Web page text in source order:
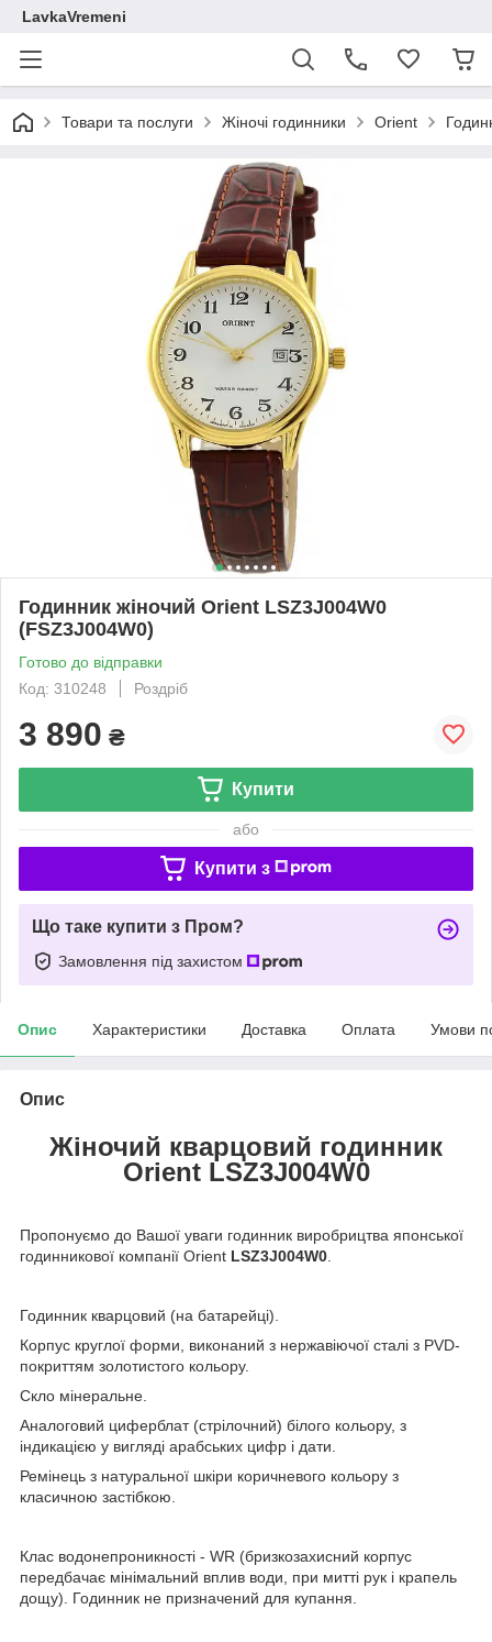
LavkaVremeni
Товари та послуги Жіночі годинники Orient
Годинник жіночий Orient LSZ3J004W0
(FSZ3J004W0)
Готово до відправки
Код: 310248
Роздріб
3 890 ₴
Купити
або
Купити з
Що таке купити з Пром?
Замовлення під захистом
Опис Характеристики Доставка Оплата Умови
Опис
Жіночий кварцовий годинник
Orient LSZ3J004W0
Пропонуємо до Вашої уваги годинник виробрицтва японської
годинникової компанії Orient LSZ3J004W0
Годинник кварцовий (на батарейці).
Корпус круглої форми, виконаний з нержавіючої сталі з PVD-
покриттям золотистого кольору.
Скло мінеральне.
Аналоговий циферблат (стрілочний) білого кольору, з
індикацією у вигляді арабських цифр і дати.
Ремінець з натуральної шкіри коричневого кольору з
класичною застібкою.
Клас водонепроникності - WR (бризкозахисний корпус
передбачає мінімальний вплив води, при митті рук і крапель
дощу). Годинник не призначений для купання.